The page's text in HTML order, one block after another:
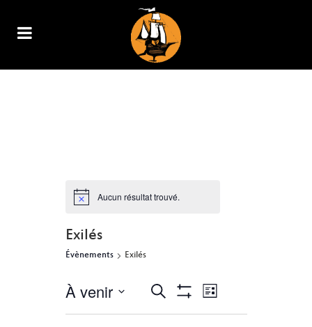
Aucun résultat trouvé.
Exilés
Évènements Exilés
RECHERCHE
ET
Recherche
Filters
NAVIGATION
VUES
Liste
À venir